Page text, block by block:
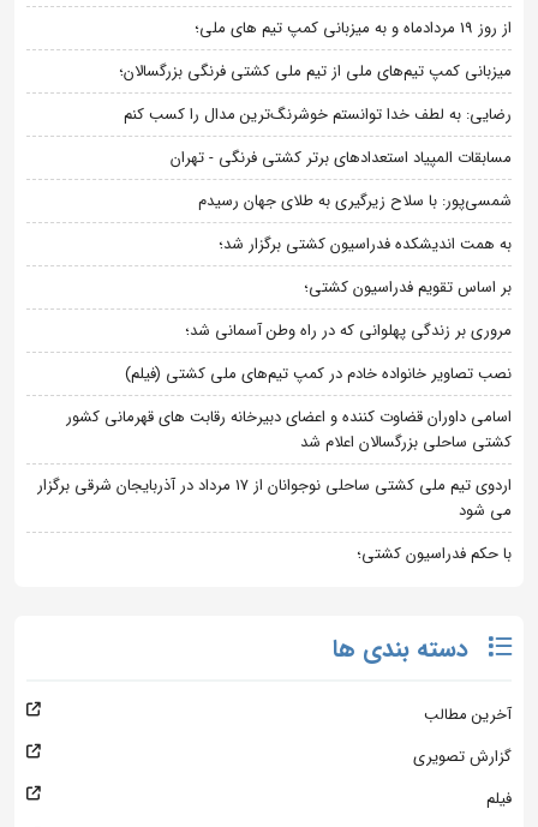
از روز 19 مردادماه و به میزبانی کمپ تیم های ملی؛
میزبانی کمپ تیم‌های ملی از تیم ملی کشتی فرنگی بزرگسالان؛
رضایی: به لطف خدا توانستم خوشرنگ‌ترین مدال را کسب کنم
مسابقات المپیاد استعدادهای برتر کشتی فرنگی - تهران
شمسی‌پور: با سلاح زیرگیری به طلای جهان رسیدم
به همت اندیشکده فدراسیون کشتی برگزار شد؛
بر اساس تقویم فدراسیون کشتی؛
مروری بر زندگی پهلوانی که در راه وطن آسمانی شد؛
نصب تصاویر خانواده خادم در کمپ تیم‌های ملی کشتی (فیلم)
اسامی داوران قضاوت کننده و اعضای دبیرخانه رقابت های قهرمانی کشور
کشتی ساحلی بزرگسالان اعلام شد
اردوی تیم ملی کشتی ساحلی نوجوانان از 17 مرداد در آذربایجان شرقی برگزار
می شود
با حکم فدراسیون کشتی؛
دسته بندی ها
آخرین مطالب
گزارش تصویری
فیلم